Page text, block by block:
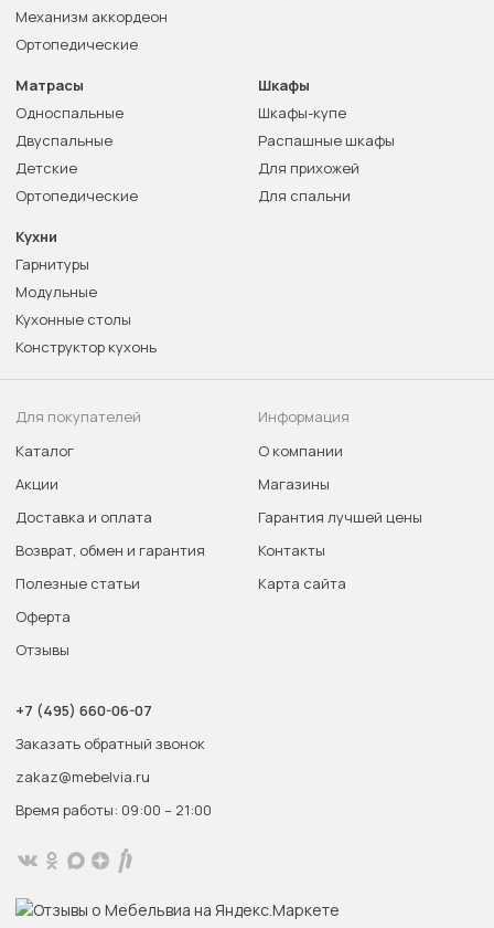
Механизм аккордеон
Ортопедические
Матрасы
Односпальные
Двуспальные
Детские
Ортопедические
Шкафы
Шкафы-купе
Распашные шкафы
Для прихожей
Для спальни
Кухни
Гарнитуры
Модульные
Кухонные столы
Конструктор кухонь
Для покупателей
Каталог
Акции
Доставка и оплата
Возврат, обмен и гарантия
Полезные статьи
Оферта
Отзывы
Информация
О компании
Магазины
Гарантия лучшей цены
Контакты
Карта сайта
+7 (495) 660-06-07
Заказать обратный звонок
zakaz@mebelvia.ru
Время работы: 09:00 – 21:00